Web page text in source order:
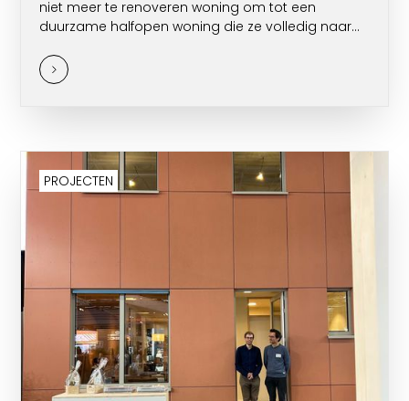
niet meer te renoveren woning om tot een
duurzame halfopen woning die ze volledig naar
PROJECTEN